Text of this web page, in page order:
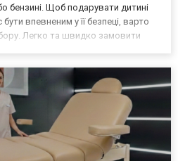
бензині. Щоб подарувати дитині
впевненим у її безпеці, варто
Легко та швидко замовити